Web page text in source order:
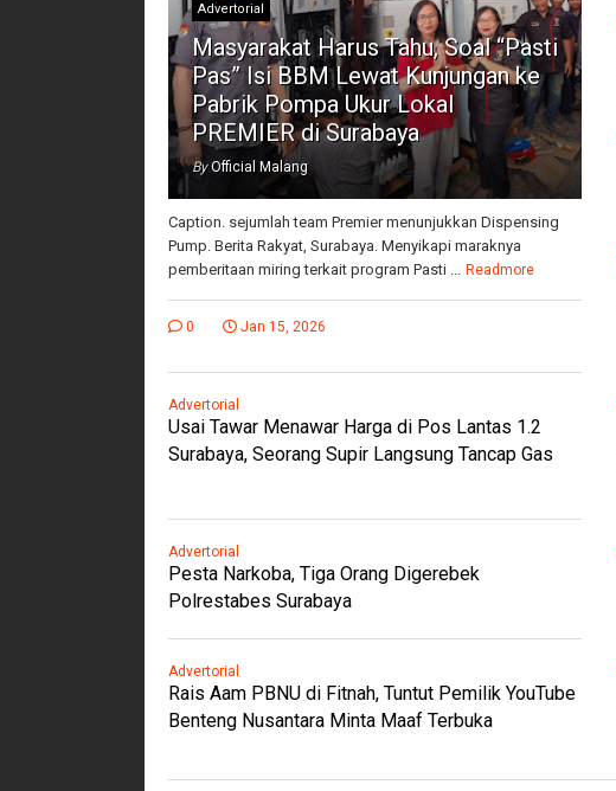
Advertorial
Masyarakat Harus Tahu, Soal “Pasti
Pas” Isi BBM Lewat Kunjungan ke
Pabrik Pompa Ukur Lokal
PREMIER di Surabaya
By Official Malang
Caption. sejumlah team Premier menunjukkan Dispensing
Pump. Berita Rakyat, Surabaya. Menyikapi maraknya
pemberitaan miring terkait program Pasti ... Readmore
0 Jan 15, 2026
Advertorial
Usai Tawar Menawar Harga di Pos Lantas 1.2
Surabaya, Seorang Supir Langsung Tancap Gas
Advertorial
Pesta Narkoba, Tiga Orang Digerebek
Polrestabes Surabaya
Advertorial
Rais Aam PBNU di Fitnah, Tuntut Pemilik YouTube
Benteng Nusantara Minta Maaf Terbuka